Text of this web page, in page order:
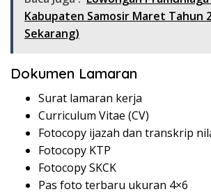
Kabupaten Samosir Maret Tahun
Sekarang)
Dokumen Lamaran
Surat lamaran kerja
Curriculum Vitae (CV)
Fotocopy ijazah dan transkrip
Fotocopy KTP
Fotocopy SKCK
Pas foto terbaru ukuran 4×6